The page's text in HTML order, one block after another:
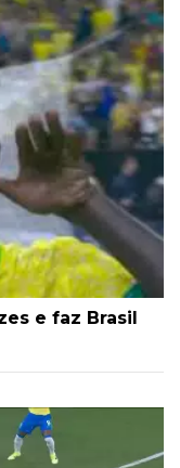
e faz Brasil